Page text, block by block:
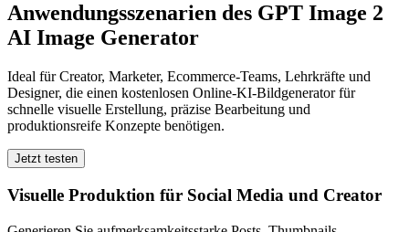
Anwendungsszenarien des GPT Image 2
AI Image Generator
Ideal für Creator, Marketer, Ecommerce-Teams, Lehrkräfte und
Designer, die einen kostenlosen Online-KI-Bildgenerator für
schnelle visuelle Erstellung, präzise Bearbeitung und
produktionsreife Konzepte benötigen.
Jetzt testen
Visuelle Produktion für Social Media und Creator